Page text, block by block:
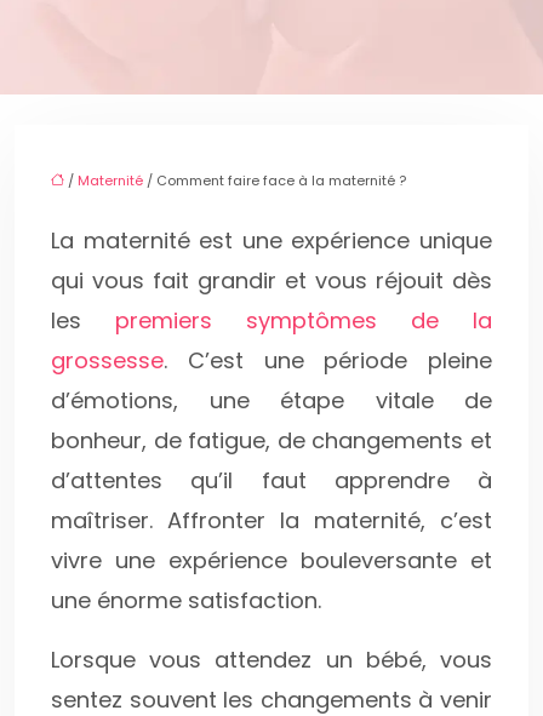
/ Maternité / Comment faire face à la maternité ?
La maternité est une expérience unique
qui vous fait grandir et vous réjouit dès
les premiers symptômes de la
grossesse. C’est une période pleine
d’émotions, une étape vitale de
bonheur, de fatigue, de changements et
d’attentes qu’il faut apprendre à
maîtriser. Affronter la maternité, c’est
vivre une expérience bouleversante et
une énorme satisfaction.
Lorsque vous attendez un bébé, vous
sentez souvent les changements à venir